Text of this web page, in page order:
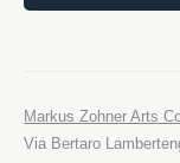
Markus Zohner Arts
Via Bertaro